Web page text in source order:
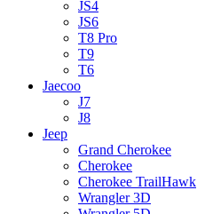
JS4
JS6
T8 Pro
T9
T6
Jaecoo
J7
J8
Jeep
Grand Cherokee
Cherokee
Cherokee TrailHawk
Wrangler 3D